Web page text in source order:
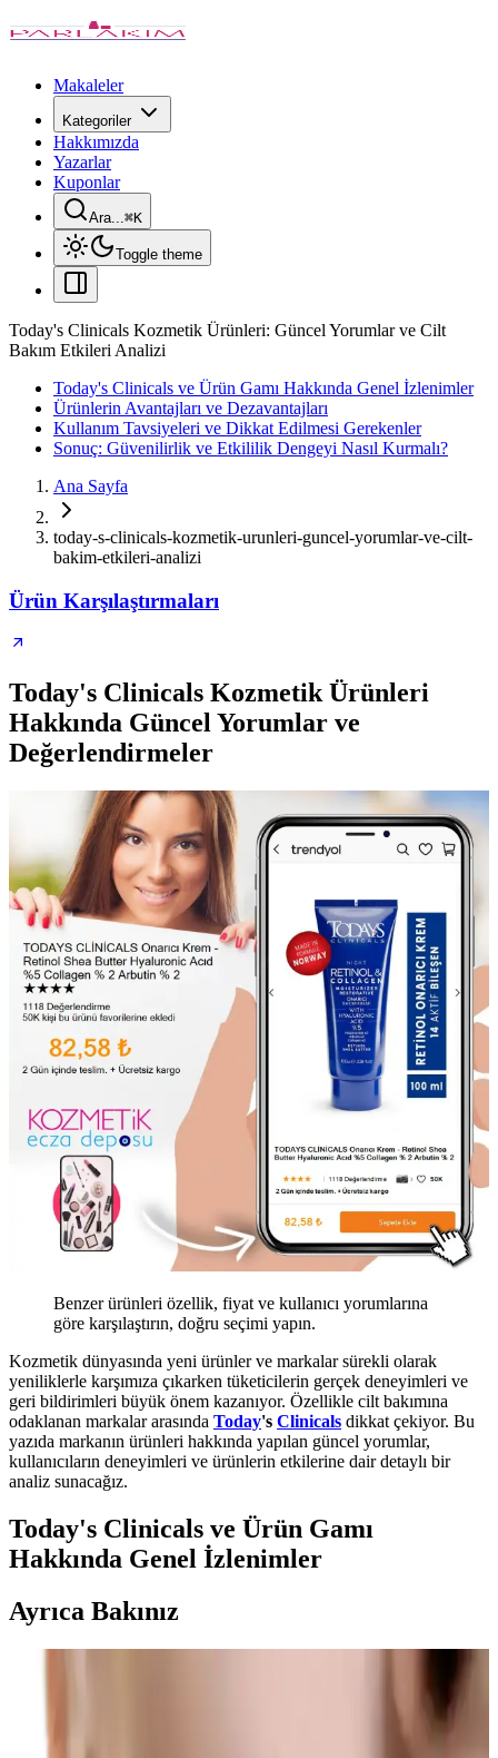
Makaleler
Kategoriler
Hakkımızda
Yazarlar
Kuponlar
Ara...⌘K
Toggle theme
Today's Clinicals Kozmetik Ürünleri: Güncel Yorumlar ve Cilt
Bakım Etkileri Analizi
Today's Clinicals ve Ürün Gamı Hakkında Genel İzlenimler
Ürünlerin Avantajları ve Dezavantajları
Kullanım Tavsiyeleri ve Dikkat Edilmesi Gerekenler
Sonuç: Güvenilirlik ve Etkililik Dengeyi Nasıl Kurmalı?
Ana Sayfa
today-s-clinicals-kozmetik-urunleri-guncel-yorumlar-ve-cilt-
bakim-etkileri-analizi
Ürün Karşılaştırmaları
Today's Clinicals Kozmetik Ürünleri
Hakkında Güncel Yorumlar ve
Değerlendirmeler
Benzer ürünleri özellik, fiyat ve kullanıcı yorumlarına
göre karşılaştırın, doğru seçimi yapın.
Kozmetik dünyasında yeni ürünler ve markalar sürekli olarak
yeniliklerle karşımıza çıkarken tüketicilerin gerçek deneyimleri ve
geri bildirimleri büyük önem kazanıyor. Özellikle cilt bakımına
odaklanan markalar arasında Today's Clinicals dikkat çekiyor. Bu
yazıda markanın ürünleri hakkında yapılan güncel yorumlar,
kullanıcıların deneyimleri ve ürünlerin etkilerine dair detaylı bir
analiz sunacağız.
Today's Clinicals ve Ürün Gamı
Hakkında Genel İzlenimler
Ayrıca Bakınız